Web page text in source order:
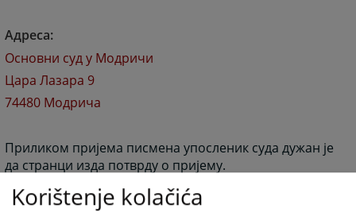
Адреса:
Основни суд у Модричи
Цара Лазара 9
74480 Модрича
Приликом пријема писмена упосленик суда дужан је
да странци изда потврду о пријему.
Приликом предаје документа потребно је платити
прописану судску таксу.
Korištenje kolačića